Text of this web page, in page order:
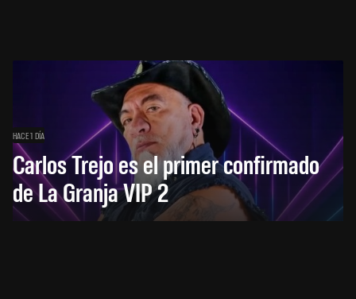
HACE 1 DÍA
Carlos Trejo es el primer confirmado
de La Granja VIP 2